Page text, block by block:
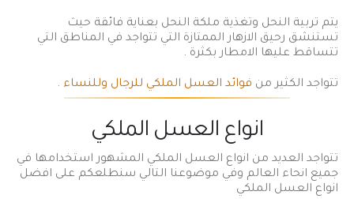
يتم تربية النحل وتغذية ملكة النحل بعناية فائقة حيث
تستنشق رحيق الازهار الممتازة التي تتواجد في المناطق التي
تتساقط عليها الامطار بكثرة .
تتواجد الكثير من فوائد العسل الملكي للرجال وللنساء .
انواع العسل الملكي
تتواجد العديد من انواع العسل الملكي المشهور استخدامها في
جميع انحاء العالم وفي موضوعنا التالي سنطلعكم على افضل
انواع العسل الملكي